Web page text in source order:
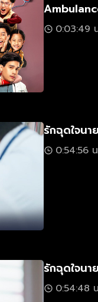
0:03:49
รักฉุดใจนา
0:54:56
รักฉุดใจนา
0:54:48